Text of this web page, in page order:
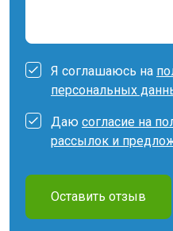
Я соглашаюсь на
персональных
Даю согласие на
рассылок и
Оставить отзыв